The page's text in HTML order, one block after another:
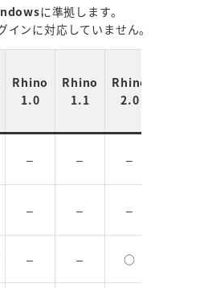
に準拠します。
インに対応していません。
Rhino
1.0
Rhino
1.1
Rhino
2.0
– – –
– – –
– – ○